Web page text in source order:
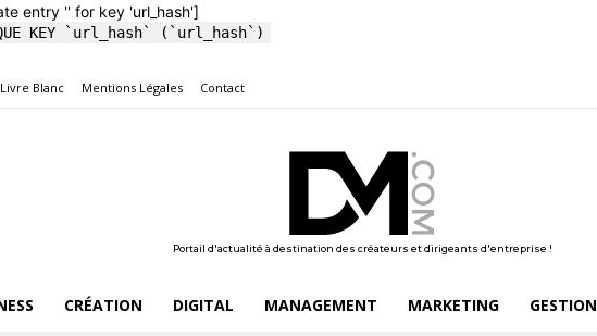
entry '' for key 'url_hash']
KEY `url_hash` (`url_hash`)
Livre Blanc Mentions Légales Contact
Portail d'actualité à destination des créateurs et dirigeants d'entreprise !
CRÉATION DIGITAL MANAGEMENT MARKETING GESTION